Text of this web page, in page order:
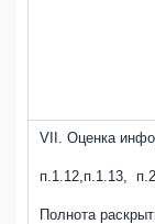
VII. Оценка
п.1.12,п.1.13,
Полнота